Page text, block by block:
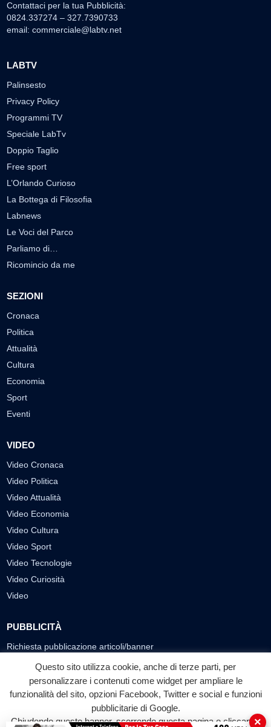
Contattaci per la tua Pubblicità:
0824.337274 – 327.7390733
email: commerciale@labtv.net
LABTV
Palinsesto
Privacy Policy
Programmi TV
Speciale LabTv
Doppio Taglio
Free sport
L’Orlando Curioso
La Bottega di Filosofia
Labnews
Le Voci del Parco
Parliamo di…
Ricomincio da me
SEZIONI
Cronaca
Politica
Attualità
Cultura
Economia
Sport
Eventi
VIDEO
Video Cronaca
Video Politica
Video Attualità
Video Economia
Video Cultura
Video Sport
Video Tecnologie
Video Curiosità
Video
PUBBLICITÀ
Richiesta pubblicazione articoli/banner
SEGUICI SUI SOCIAL
f
Facebook
◎ ▶
YouTube
Questo sito utilizza cookie, anche di terze parti, per
personalizzare i contenuti come widget per ampliare le
funzionalità del sito, opzioni Facebook, Twitter e social e funzioni
pubblicitarie di Google.
Chiudendo questo banner, scorrendo questa pagina o cliccando
×